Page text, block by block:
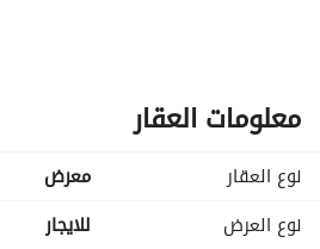
الموقع الاستراتيجي:
الوصول للعملاء.
معلومات العقار
نوع العقار
معرض
نوع العرض
للايجار